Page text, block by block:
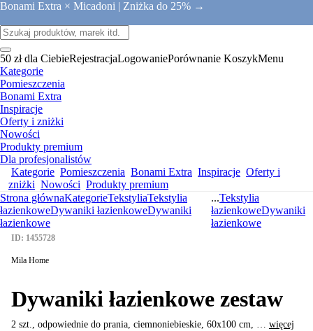
Bonami Extra × Micadoni | Zniżka do 25% →
50 zł dla CiebieRejestracjaLogowaniePorównanie KoszykMenu
Kategorie
Pomieszczenia
Bonami Extra
Inspiracje
Oferty i zniżki
Nowości
Produkty premium
Dla profesjonalistów
Kategorie Pomieszczenia Bonami Extra Inspiracje Oferty i
zniżki Nowości Produkty premium
Strona głównaKategorieTekstyliaTekstylia
łazienkoweDywaniki łazienkoweDywaniki
łazienkowe
...Tekstylia
łazienkoweDywaniki
łazienkowe
ID: 1455728
Mila Home
Dywaniki łazienkowe zestaw
2 szt., odpowiednie do prania, ciemnoniebieskie, 60x100 cm, … więcej